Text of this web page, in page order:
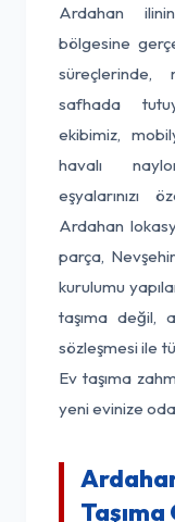
Ardahan
bölgesine
safhada
ekibimiz,
havalı
eşyalarınızı
Ardahan
parça,
kurulumu
taşıma değil,
sözleşmesi ile
Ev taşıma
yeni evinize